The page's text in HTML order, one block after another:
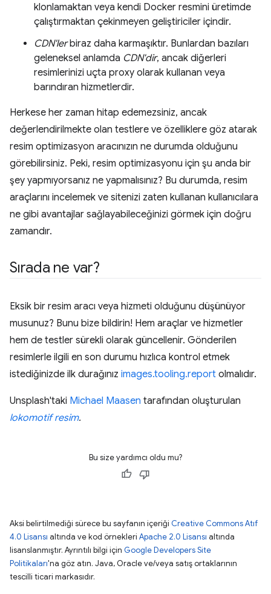
klonlamaktan veya kendi Docker resmini üretimde
çalıştırmaktan çekinmeyen geliştiriciler içindir.
CDN'lerbiraz daha karmaşıktır. Bunlardan bazıları
geleneksel anlamda CDN'dir, ancak diğerleri
resimlerinizi uçta proxy olarak kullanan veya
barındıran hizmetlerdir.
Herkese her zaman hitap edemezsiniz, ancak
değerlendirilmekte olan testlere ve özelliklere göz atarak
resim optimizasyon aracınızın ne durumda olduğunu
görebilirsiniz. Peki, resim optimizasyonu için şu anda bir
şey yapmıyorsanız ne yapmalısınız? Bu durumda, resim
araçlarını incelemek ve sitenizi zaten kullanan kullanıcılara
ne gibi avantajlar sağlayabileceğinizi görmek için doğru
zamandır.
Sırada ne var?
Eksik bir resim aracı veya hizmeti olduğunu düşünüyor
musunuz? Bunu bize bildirin! Hem araçlar ve hizmetler
hem de testler sürekli olarak güncellenir. Gönderilen
resimlerle ilgili en son durumu hızlıca kontrol etmek
istediğinizde ilk durağınız images.tooling.report olmalıdır.
Unsplash'taki Michael Maasen tarafından oluşturulan
lokomotif resim.
Bu size yardımcı oldu mu?
Aksi belirtilmediği sürece bu sayfanın içeriği Creative Commons Atıf
4.0 Lisansı altında ve kod örnekleri Apache 2.0 Lisansı altında
lisanslanmıştır. Ayrıntılı bilgi için Google Developers Site
Politikaları'na göz atın. Java, Oracle ve/veya satış ortaklarının
tescilli ticari markasıdır.